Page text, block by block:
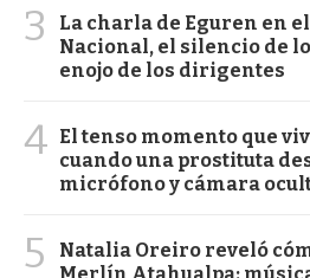
3
La charla de Eguren en
Nacional, el silencio de
enojo de los dirigentes
4 El tenso momento que
cuando una prostituta
micrófono y cámara
5
Natalia Oreiro reveló